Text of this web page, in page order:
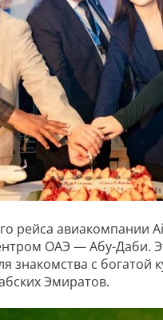
рейса авиакомпании
ОАЭ — Абу-Даби.
знакомства с
Эмиратов.